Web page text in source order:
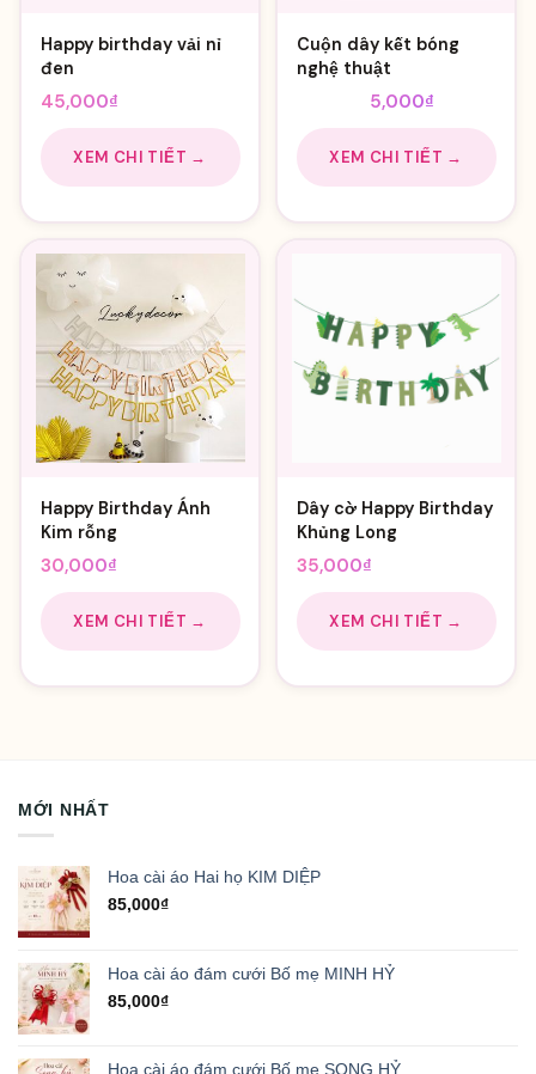
Happy birthday vải nỉ
đen
45,000₫
XEM CHI TIẾT →
Cuộn dây kết bóng
nghệ thuật
Giá
gốc
là:
8,000₫.
5,000₫
hiện
tại
là:
XEM CHI TIẾT →
Happy Birthday Ánh
Kim rỗng
30,000₫
XEM CHI TIẾT →
Dây cờ Happy Birthday
Khủng Long
35,000₫
XEM CHI TIẾT →
MỚI NHẤT
Hoa cài áo Hai họ KIM DIỆP
85,000₫
Hoa cài áo đám cưới Bố mẹ MINH HỶ
85,000₫
Hoa cài áo đám cưới Bố mẹ SONG HỶ